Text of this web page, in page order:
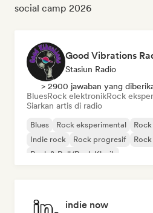
social camp 2026
Good Vibrations
Stasiun Radio
> 2900 jawaban yang
BluesRock elektronikRock
Siarkan artis di radio
Blues Rock eksperimental
Indie rock
Rock progresif
Rock & Roll/Rock Klasik
indie now